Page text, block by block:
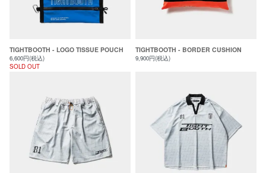
TIGHTBOOTH - LOGO TISSUE POUCH
6,600円(税込)
SOLD OUT
TIGHTBOOTH - BORDER CUSHION
9,900円(税込)